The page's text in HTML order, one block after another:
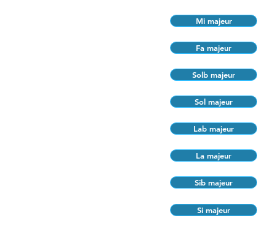
Mi majeur
Fa majeur
Solb majeur
Sol majeur
Lab majeur
La majeur
Sib majeur
Si majeur